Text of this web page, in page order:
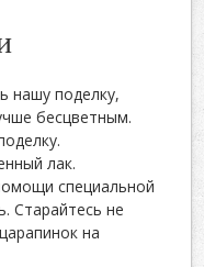
нашу поделку,
бесцветным.
лак.
специальной
Старайтесь не
на